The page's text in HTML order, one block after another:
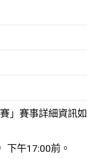
」賽事詳細資訊
下午17:00前。